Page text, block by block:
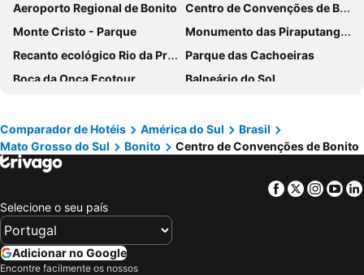
Pousada Boyrá
Pousada Céu de Estrelas
Pousada Pe de Cedro
Hotel Paraíso das Águas Bonito
Hotel Bonito MotoBox
Hotel Lago Azul
Pousada Rio Bonito
Tekoha Eco Hotel
Pousada São Jorge
Pousada Vila Rica
Eco Pousada Villa Verde
Pousada do Joca Bonito/MS
Aeroporto Regional de Bonito
Centro de Convenções de Bonito
Monte Cristo - Parque
Monumento das Piraputangas
Recanto ecológico Rio da Prata-Flutuação
Parque das Cachoeiras
Boca da Onça Ecotour
Balneário do Sol
Comparador de Hotéis
América do Sul
Brasil
Mato Grosso do Sul
Bonito Centro de Convenções de Bonito
Facebook
Twitter
Selecione o seu país
Adicionar no Google
Encontre facilmente os nossos